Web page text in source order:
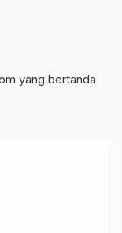
yang bertanda